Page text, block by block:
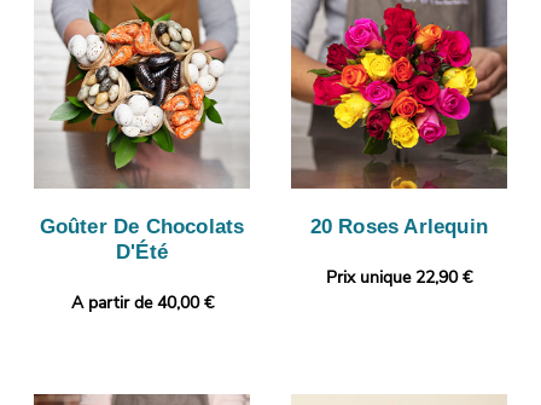
Goûter De Chocolats
D'Été
A partir de 40,00 €
20 Roses Arlequin
Prix unique 22,90 €